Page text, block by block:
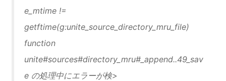
e_mtime !=
getftime(g:unite_source_directory_mru_file)
function
unite#sources#directory_mru#_append..49_sav
e の処理中にエラーが検>